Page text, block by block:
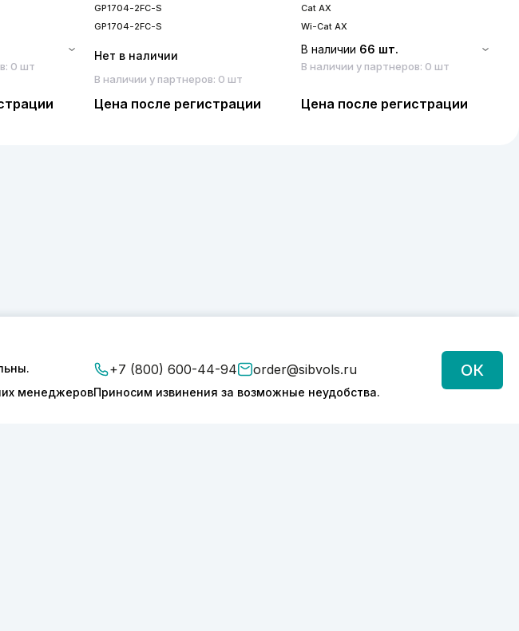
0 шт
GP1704-2FC-S
GP1704-2FC-S
Нет в наличии
В наличии у партнеров: 0 шт
Цена после регистрации
Cat AX
Wi-Cat AX
В наличии 66 шт.
В наличии у партнеров: 0 шт
Цена после регистрации
менеджеров
+7 (800) 600-44-94 order@sibvols.ru
Приносим извинения за возможные неудобства.
ОК